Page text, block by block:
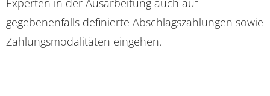
Experten in der Ausarbeitung auch auf
gegebenenfalls definierte Abschlagszahlungen sowie
Zahlungsmodalitäten eingehen.